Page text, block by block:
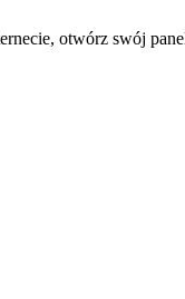
otwórz swój